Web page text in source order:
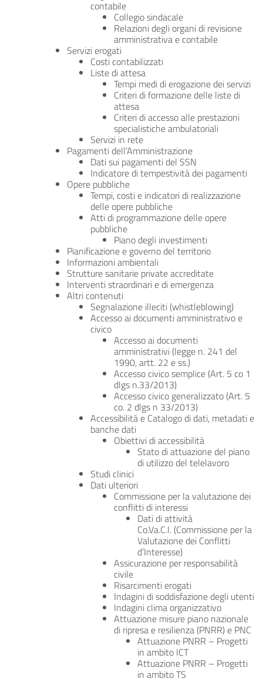
contabile
Collegio sindacale
Relazioni degli organi di revisione
amministrativa e contabile
Servizi erogati
Costi contabilizzati
Liste di attesa
Tempi medi di erogazione dei servizi
Criteri di formazione delle liste di
attesa
Criteri di accesso alle prestazioni
specialistiche ambulatoriali
Servizi in rete
Pagamenti dell’Amministrazione
Dati sui pagamenti del SSN
Indicatore di tempestività dei pagamenti
Opere pubbliche
Tempi, costi e indicatori di realizzazione
delle opere pubbliche
Atti di programmazione delle opere
pubbliche
Piano degli investimenti
Pianificazione e governo del territorio
Informazioni ambientali
Strutture sanitarie private accreditate
Interventi straordinari e di emergenza
Altri contenuti
Segnalazione illeciti (whistleblowing)
Accesso ai documenti amministrativo e
civico
Accesso ai documenti
amministrativi (legge n. 241 del
1990, artt. 22 e ss.)
Accesso civico semplice (Art. 5 co 1
dlgs n.33/2013)
Accesso civico generalizzato (Art. 5
co. 2 dlgs n 33/2013)
Accessibilità e Catalogo di dati, metadati e
banche dati
Obiettivi di accessibilità
Stato di attuazione del piano
di utilizzo del telelavoro
Studi clinici
Dati ulteriori
Commissione per la valutazione dei
conflitti di interessi
Dati di attività
Co.Va.C.I. (Commissione per la
Valutazione dei Conflitti
d’Interesse)
Assicurazione per responsabilità
civile
Risarcimenti erogati
Indagini di soddisfazione degli utenti
Indagini clima organizzativo
Attuazione misure piano nazionale
di ripresa e resilienza (PNRR) e PNC
Attuazione PNRR – Progetti
in ambito ICT
Attuazione PNRR – Progetti
in ambito TS